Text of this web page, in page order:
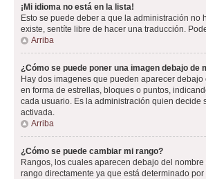
¡Mi idioma no está en la lista!
Esto se puede deber a que la administración
existe, sentíte libre de hacer una traducción.
Arriba
¿Cómo se puede poner una imagen debajo de
Hay dos imagenes que pueden aparecer
en forma de estrellas, bloques o puntos,
cada usuario. Es la administración quien decide
activada.
Arriba
¿Cómo se puede cambiar mi rango?
Rangos, los cuales aparecen debajo del
rango directamente ya que está determinado